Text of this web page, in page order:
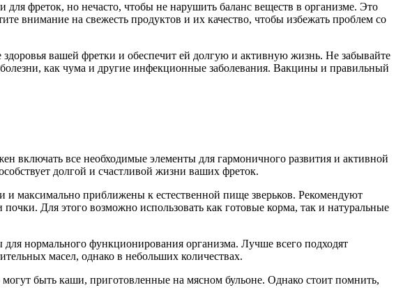
фреток, но нечасто, чтобы не нарушить баланс веществ в организме. Это
внимание на свежесть продуктов и их качество, чтобы избежать проблем со
вашей фретки и обеспечит ей долгую и активную жизнь. Не забывайте
как чума и другие инфекционные заболевания. Вакцины и правильный
включать все необходимые элементы для гармоничного развития и активной
долгой и счастливой жизни ваших фреток.
максимально приближены к естественной пище зверьков. Рекомендуют
Для этого возможно использовать как готовые корма, так и натуральные
нормального функционирования организма. Лучше всего подходят
масел, однако в небольших количествах.
быть каши, приготовленные на мясном бульоне. Однако стоит помнить,